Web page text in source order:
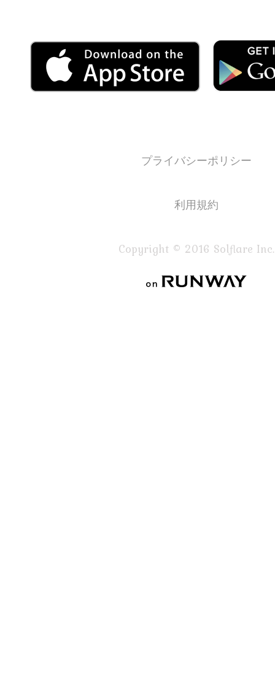
プライバシーポリシー
利用規約
Copyright © 2016 Solflare Inc.